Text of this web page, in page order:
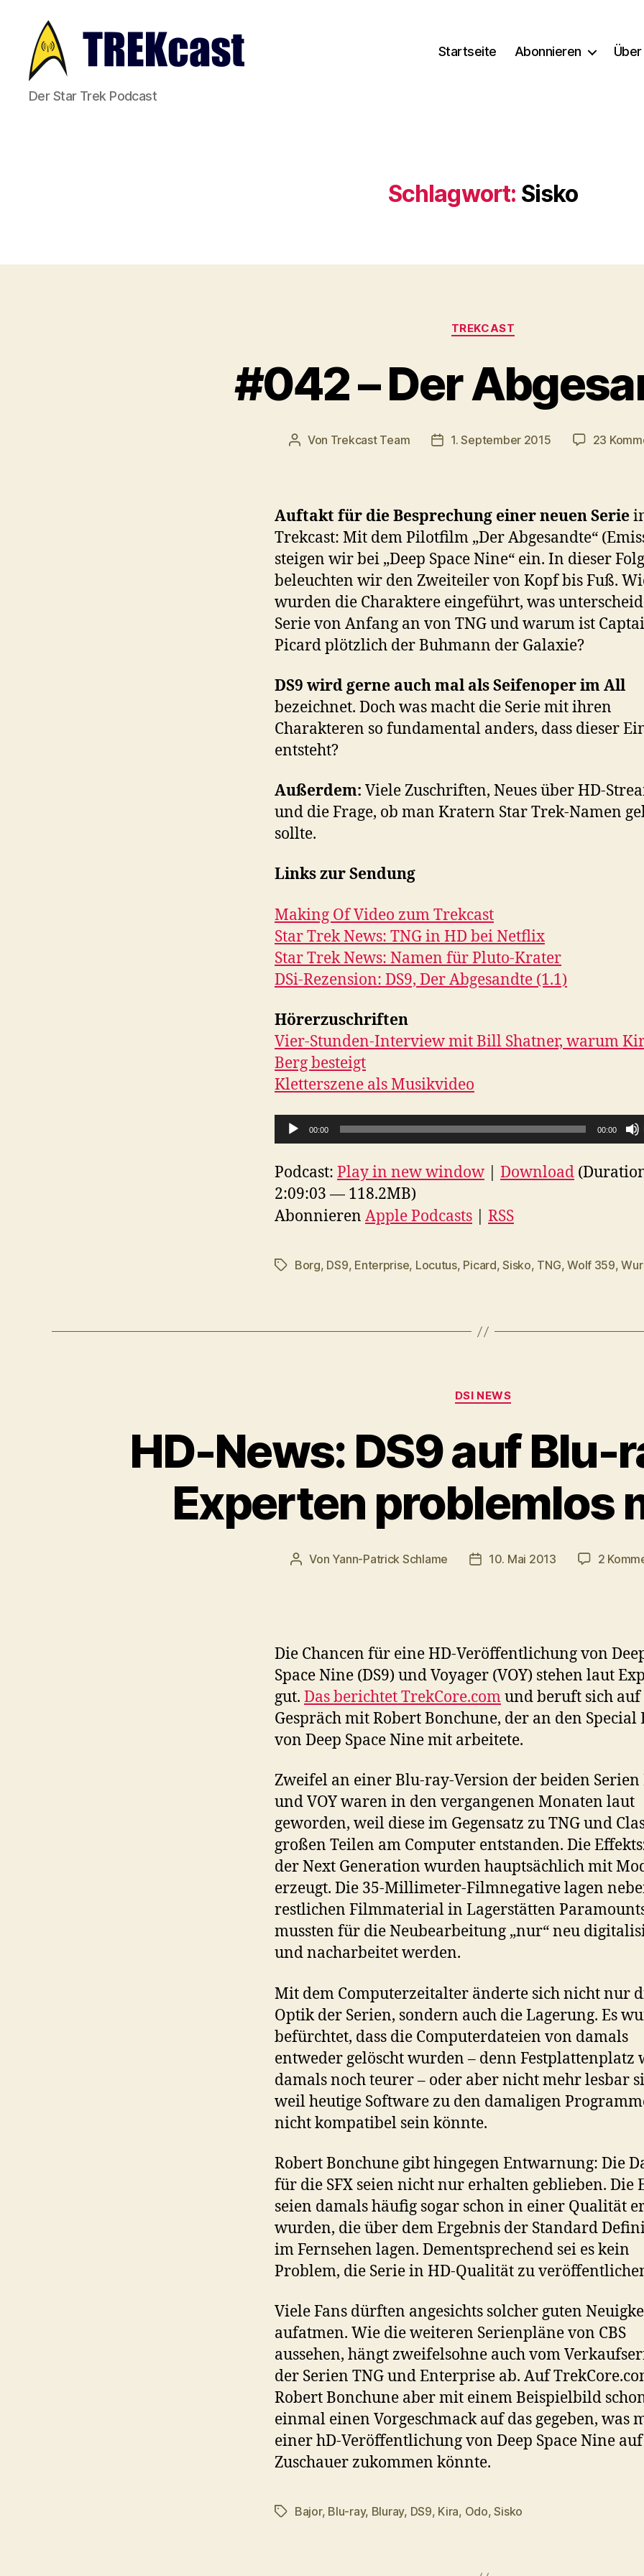
Trekcast
Der Star Trek Podcast
Startseite Abonnieren
Schlagwort: Sisko
Kategorien
TREKCAST
#042 – Der
Beitragsautor
Von Trekcast Team Veröffentlichungsdatum
1. September 2015 23
Auftakt für die Besprechung einer neuen Serie
Trekcast: Mit dem Pilotfilm „Der Abgesandte“
steigen wir bei „Deep Space Nine“ ein. In dieser
beleuchten wir den Zweiteiler von Kopf bis Fuß.
wurden die Charaktere eingeführt, was
Serie von Anfang an von TNG und warum ist
Picard plötzlich der Buhmann der Galaxie?
DS9 wird gerne auch mal als Seifenoper im All
bezeichnet. Doch was macht die Serie mit ihren
Charakteren so fundamental anders, dass dieser
entsteht?
Außerdem: Viele Zuschriften, Neues über HD-
und die Frage, ob man Kratern Star Trek-Namen
sollte.
Links zur Sendung
Making Of Video zum Trekcast
Star Trek News: TNG in HD bei Netflix
Star Trek News: Namen für Pluto-Krater
DSi-Rezension: DS9, Der Abgesandte (1.1)
Hörerzuschriften
Vier-Stunden-Interview mit Bill Shatner, warum
Berg besteigt
Kletterszene als Musikvideo
u
d
i
o
P
00:00 00:00
Podcast: Play in new window Download
2:09:03 — 118.2MB)
Abonnieren Apple Podcasts RSS
Schlagwörter
Borg, DS9, Enterprise, Locutus, Picard,Sisko, TNG,Wolf 359,
Kategorien
DSI NEWS
HD-News: DS9 auf Blu-
Experten problemlos
Beitragsautor
Von Yann-Patrick Schlame Veröffentlichungsdatum
10. Mai 2013 2
Die Chancen für eine HD-Veröffentlichung von
Space Nine (DS9) und Voyager (VOY) stehen laut
gut. Das berichtet TrekCore.comund beruft sich auf
Gespräch mit Robert Bonchune, der an den Special
von Deep Space Nine mit arbeitete.
Zweifel an einer Blu-ray-Version der beiden Serien
und VOY waren in den vergangenen Monaten laut
geworden, weil diese im Gegensatz zu TNG und
großen Teilen am Computer entstanden. Die
der Next Generation wurden hauptsächlich mit
erzeugt. Die 35-Millimeter-Filmnegative lagen
restlichen Filmmaterial in Lagerstätten
mussten für die Neubearbeitung „nur“ neu
und nacharbeitet werden.
Mit dem Computerzeitalter änderte sich nicht nur
Optik der Serien, sondern auch die Lagerung. Es
befürchtet, dass die Computerdateien von damals
entweder gelöscht wurden – denn Festplattenplatz
damals noch teurer – oder aber nicht mehr lesbar
weil heutige Software zu den damaligen
nicht kompatibel sein könnte.
Robert Bonchune gibt hingegen Entwarnung: Die
für die SFX seien nicht nur erhalten geblieben. Die
seien damals häufig sogar schon in einer Qualität
wurden, die über dem Ergebnis der Standard
im Fernsehen lagen. Dementsprechend sei es kein
Problem, die Serie in HD-Qualität zu
Viele Fans dürften angesichts solcher guten
aufatmen. Wie die weiteren Serienpläne von CBS
aussehen, hängt zweifelsohne auch vom
der Serien TNG und Enterprise ab. Auf
Robert Bonchune aber mit einem Beispielbild
einmal einen Vorgeschmack auf das gegeben, was
einer hD-Veröffentlichung von Deep Space Nine
Zuschauer zukommen könnte.
Schlagwörter
Bajor, Blu-ray, Bluray, DS9, Kira, Odo,Sisko